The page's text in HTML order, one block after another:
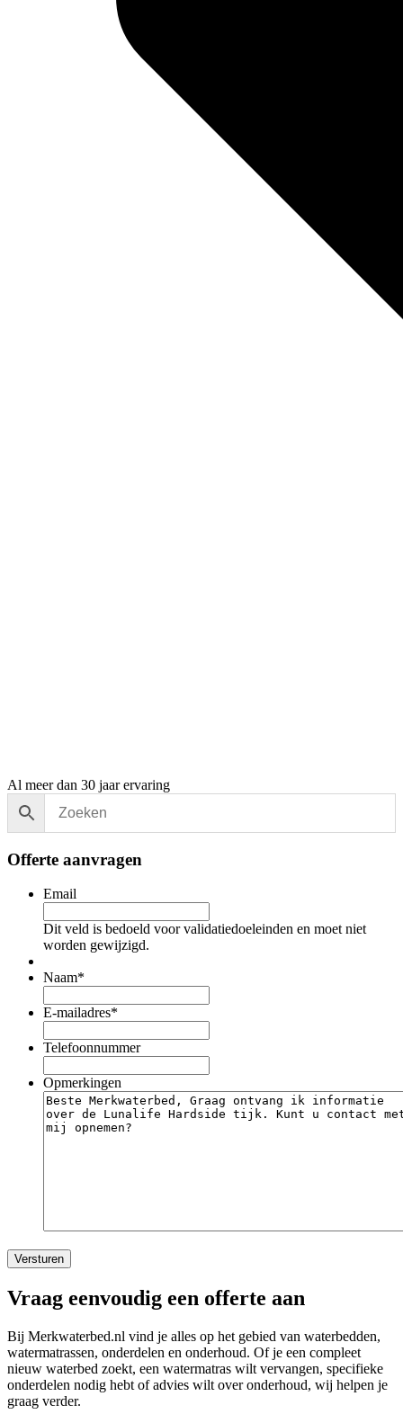
Al meer dan 30 jaar ervaring
Offerte aanvragen
Email
Dit veld is bedoeld voor validatiedoeleinden en moet niet
worden gewijzigd.
Naam*
E-mailadres*
Telefoonnummer
Opmerkingen
Vraag eenvoudig een offerte aan
Bij Merkwaterbed.nl vind je alles op het gebied van waterbedden,
watermatrassen, onderdelen en onderhoud. Of je een compleet
nieuw waterbed zoekt, een watermatras wilt vervangen, specifieke
onderdelen nodig hebt of advies wilt over onderhoud, wij helpen je
graag verder.